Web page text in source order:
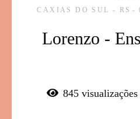
CAXIAS DO SUL - RS
Lorenzo -
845 visualizações